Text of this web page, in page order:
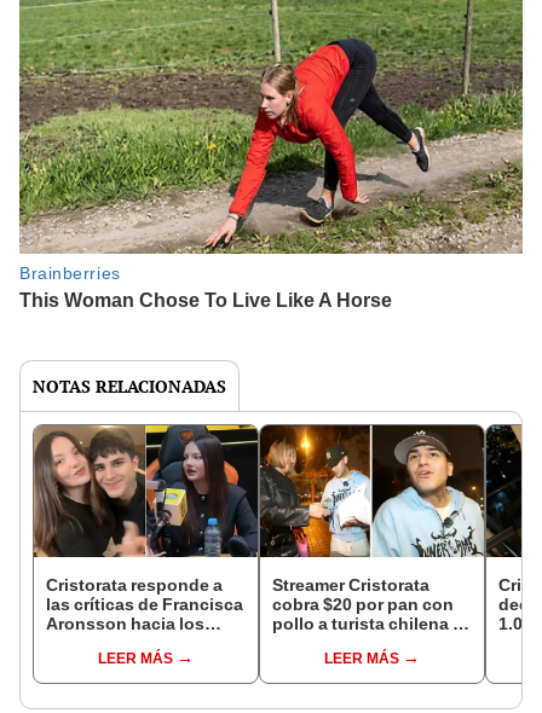
NOTAS RELACIONADAS
Cristorata responde a
las críticas de Francisca
Aronsson hacia los
''Me sentí mal”
LEER MÁS
Streamer Cristorata
cobra $20 por pan con
pollo a turista chilena y
quiero, pido $1.000”
LEER MÁS
decir
"No